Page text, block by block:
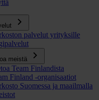
palvelut yrityksille
meistä
Team Finlandista
Finland -organisaatiot
Suomessa ja maailmalla